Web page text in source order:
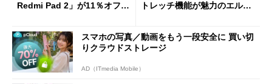
Redmi Pad 2」が11％オフの
トレッチ機能が魅力のエルゴ
スマホの写真／動画をもう一段安全に 買い切
りクラウドストレージ
AD（ITmedia Mobile）